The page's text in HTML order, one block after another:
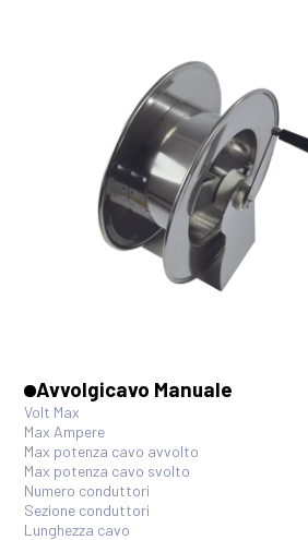
Avvolgicavo Manuale
Volt Max
Max Ampere
Max potenza cavo avvolto
Max potenza cavo svolto
Numero conduttori
Sezione conduttori
Lunghezza cavo